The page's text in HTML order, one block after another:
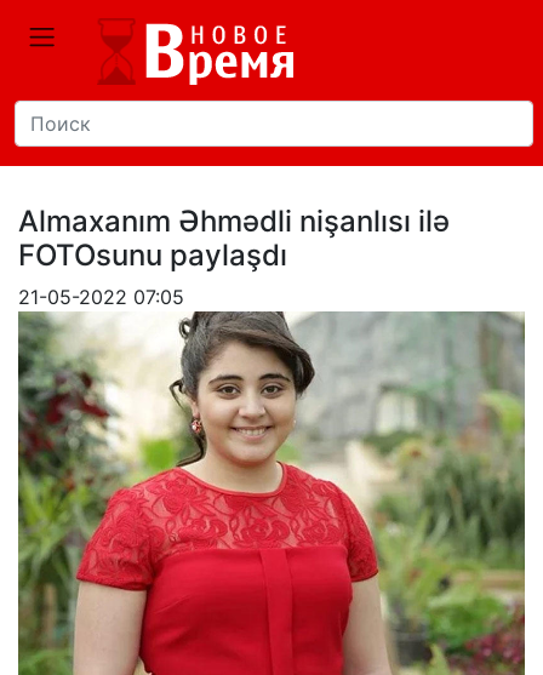
Almaxanım Əhmədli nişanlısı ilə
FOTOsunu paylaşdı
21-05-2022 07:05